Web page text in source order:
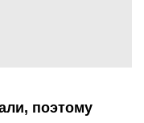
поэтому